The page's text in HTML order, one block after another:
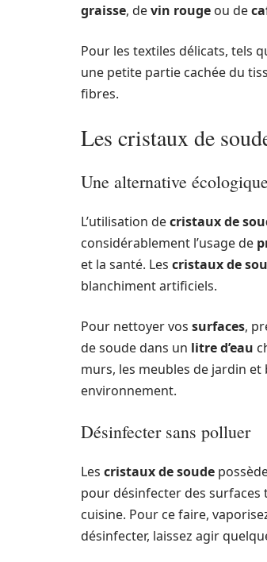
graisse, devin rouge ou de
Pour les textiles délicats, tels
une petite partie cachée du
fibres.
Les cristaux de
Une alternative
L’utilisation decristaux de
considérablement l’usage de
et la santé. Les cristaux de
blanchiment artificiels.
Pour nettoyer vos surfaces,
de soude dans un litre d’eau
murs, les meubles de jardin et
environnement.
Désinfecter sans polluer
Les cristaux de soude
pour désinfecter des surfaces
cuisine. Pour ce faire,
désinfecter, laissez agir